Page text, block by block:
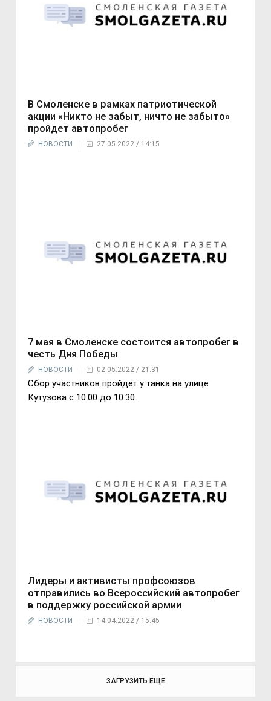
В Смоленске в рамках патриотической
акции «Никто не забыт, ничто не забыто»
пройдет автопробег
НОВОСТИ 27.05.2022 / 14:15
7 мая в Смоленске состоится автопробег в
честь Дня Победы
НОВОСТИ 02.05.2022 / 21:31
Сбор участников пройдёт у танка на улице
Кутузова с 10:00 до 10:30...
Лидеры и активисты профсоюзов
отправились во Всероссийский автопробег
в поддержку российской армии
НОВОСТИ 14.04.2022 / 15:45
ЗАГРУЗИТЬ ЕЩЕ